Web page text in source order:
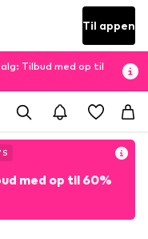
Til appen
Tilbud med op til
S
med op til 60%